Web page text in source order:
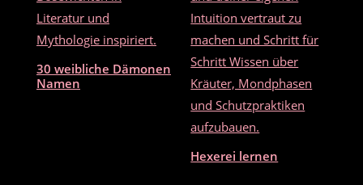
30 weibliche Dämonen
Namen
Hexerei lernen